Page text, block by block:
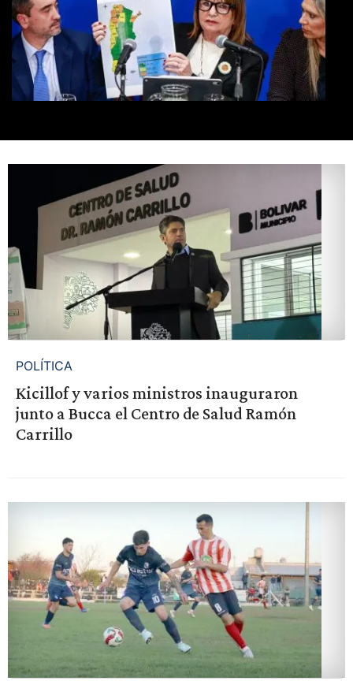
POLÍTICA
Kicillof y varios ministros inauguraron
junto a Bucca el Centro de Salud Ramón
Carrillo